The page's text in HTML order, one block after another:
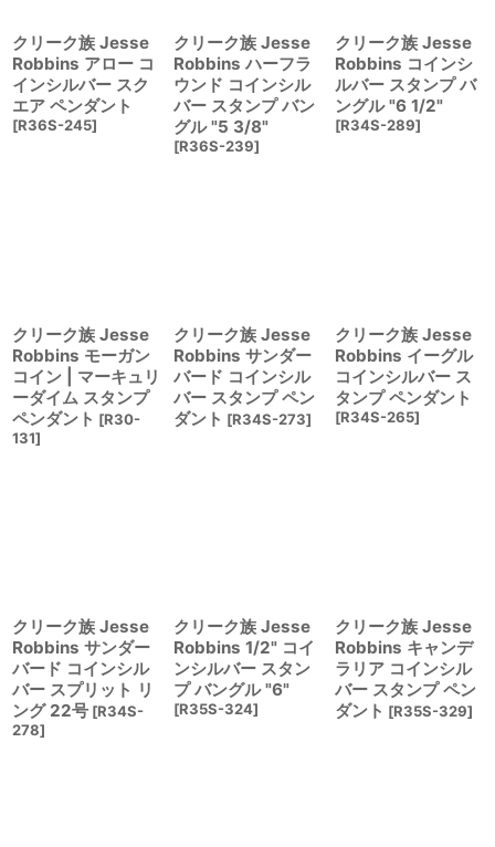
クリーク族 Jesse
Robbins アロー コ
インシルバー スク
エア ペンダント
[R36S-245]
クリーク族 Jesse
Robbins ハーフラ
ウンド コインシル
バー スタンプ バン
グル "5 3/8"
[R36S-239]
クリーク族 Jesse
Robbins コインシ
ルバー スタンプ バ
ングル "6 1/2"
[R34S-289]
クリーク族 Jesse
Robbins モーガン
コイン | マーキュリ
ーダイム スタンプ
ペンダント [R30-
131]
クリーク族 Jesse
Robbins サンダー
バード コインシル
バー スタンプ ペン
ダント [R34S-273]
クリーク族 Jesse
Robbins イーグル
コインシルバー ス
タンプ ペンダント
[R34S-265]
クリーク族 Jesse
Robbins サンダー
バード コインシル
バー スプリット リ
ング 22号 [R34S-
278]
クリーク族 Jesse
Robbins 1/2" コイ
ンシルバー スタン
プ バングル "6"
[R35S-324]
クリーク族 Jesse
Robbins キャンデ
ラリア コインシル
バー スタンプ ペン
ダント [R35S-329]